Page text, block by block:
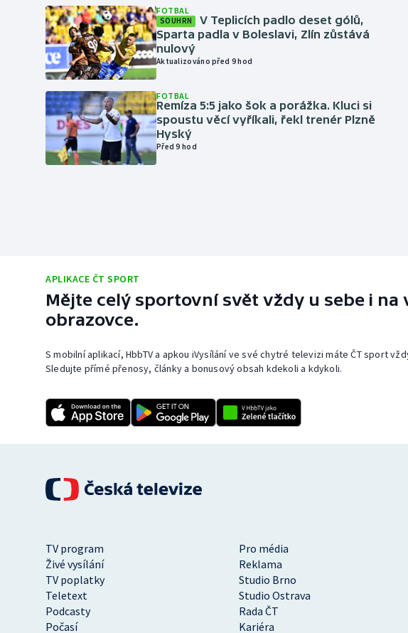
FOTBAL
SOUHRN
V Teplicích padlo deset gólů,
Sparta padla v Boleslavi, Zlín zůstává
nulový
Aktualizováno před 9 hod
FOTBAL
Remíza 5:5 jako šok a porážka. Kluci si
spoustu věcí vyříkali, řekl trenér Plzně
Hyský
Před 9 hod
APLIKACE ČT SPORT
Mějte celý sportovní svět vždy u sebe i na
obrazovce.
S mobilní aplikací, HbbTV a apkou iVysílání ve své chytré televizi máte ČT sport
Sledujte přímé přenosy, články a bonusový obsah kdekoli a kdykoli.
TV program
Pro média
Živé vysílání
Reklama
TV poplatky
Studio Brno
Teletext
Studio Ostrava
Podcasty
Rada ČT
Počasí
Kariéra